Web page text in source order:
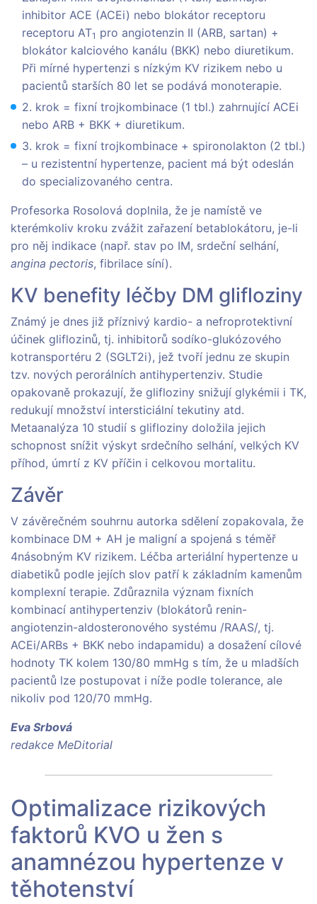
inhibitor ACE (ACEi) nebo blokátor receptoru
receptoru AT1 pro angiotenzin II (ARB, sartan) +
blokátor kalciového kanálu (BKK) nebo diuretikum.
Při mírné hypertenzi s nízkým KV rizikem nebo u
pacientů starších 80 let se podává monoterapie.
2. krok = fixní trojkombinace (1 tbl.) zahrnující ACEi
nebo ARB + BKK + diuretikum.
3. krok = fixní trojkombinace + spironolakton (2 tbl.)
– u rezistentní hypertenze, pacient má být odeslán
do specializovaného centra.
Profesorka Rosolová doplnila, že je namístě ve
kterémkoliv kroku zvážit zařazení betablokátoru, je-li
pro něj indikace (např. stav po IM, srdeční selhání,
angina pectoris, fibrilace síní).
KV benefity léčby DM glifloziny
Známý je dnes již příznivý kardio- a nefroprotektivní
účinek gliflozinů, tj. inhibitorů sodíko-glukózového
kotransportéru 2 (SGLT2i), jež tvoří jednu ze skupin
tzv. nových perorálních antihypertenziv. Studie
opakovaně prokazují, že glifloziny snižují glykémii i TK,
redukují množství intersticiální tekutiny atd.
Metaanalýza 10 studií s glifloziny doložila jejich
schopnost snížit výskyt srdečního selhání, velkých KV
příhod, úmrtí z KV příčin i celkovou mortalitu.
Závěr
V závěrečném souhrnu autorka sdělení zopakovala, že
kombinace DM + AH je maligní a spojená s téměř
4násobným KV rizikem. Léčba arteriální hypertenze u
diabetiků podle jejích slov patří k základním kamenům
komplexní terapie. Zdůraznila význam fixních
kombinací antihypertenziv (blokátorů renin-
angiotenzin-aldosteronového systému /RAAS/, tj.
ACEi/ARBs + BKK nebo indapamidu) a dosažení cílové
hodnoty TK kolem 130/80 mmHg s tím, že u mladších
pacientů lze postupovat i níže podle tolerance, ale
nikoliv pod 120/70 mmHg.
Eva Srbová
redakce MeDitorial
Optimalizace rizikových
faktorů KVO u žen s
anamnézou hypertenze v
těhotenství